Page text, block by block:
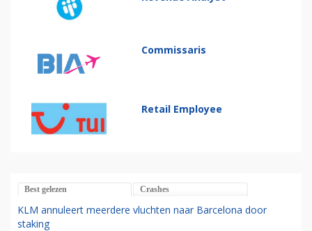
Commissaris
Retail Employee
Best gelezen Crashes
KLM annuleert meerdere vluchten naar Barcelona door
staking